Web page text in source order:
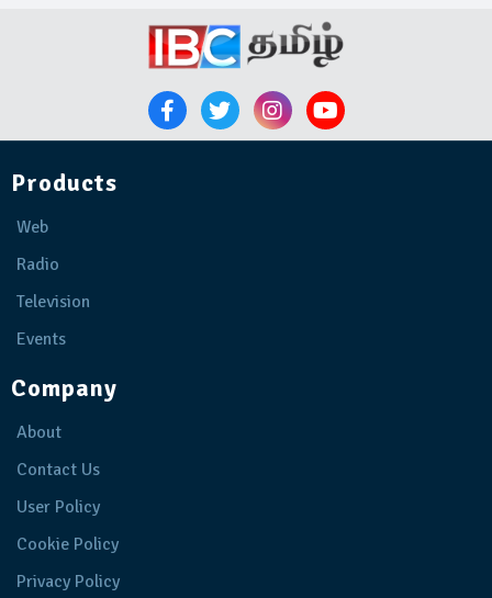
Products
Web
Radio
Television
Events
Company
About
Contact Us
User Policy
Cookie Policy
Privacy Policy